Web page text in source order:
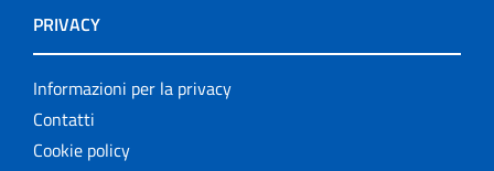
PRIVACY
Informazioni per la privacy
Contatti
Cookie policy